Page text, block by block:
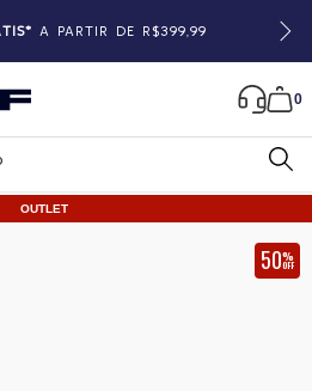
A PARTIR DE R$399,99
0
B
u
s
c
a
OUTLET
50%
OFF